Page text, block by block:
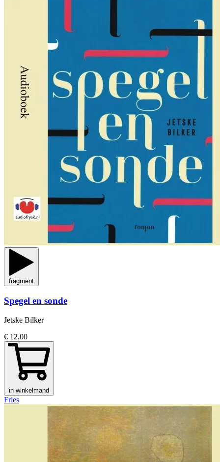
fragment
Spegel en sonde
Jetske Bilker
€ 12,00
in winkelmand
Fries